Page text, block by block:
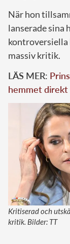
När hon
lanserade sina
kontroversiella
massiv kritik.
LÄS MER:
hemmet direkt
Kritiserad och
kritik. Bilder: TT